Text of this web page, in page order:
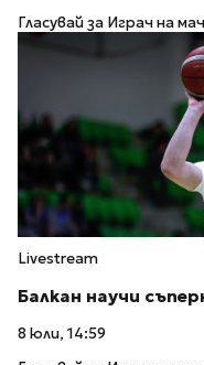
Гласувай за Играч на
Livestream
Балкан научи
8 юли, 14:59